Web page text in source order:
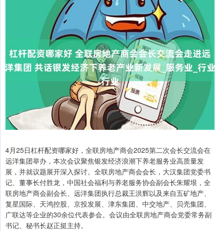
4月25日杠杆配资哪家好，全联房地产商会2025第二次会长交流会在
远洋集团举办，本次会议聚焦银发经济浪潮下养老服务业高质量发
展，并就议题展开深入探讨。全联房地产商会会长，大汉集团党委书
记、董事长付胜龙，中国社会福利与养老服务协会副会长朱耀垠，全
联房地产商会副会长、远洋集团执行总裁王洪辉以及来自五矿地产、
复星国际、天鸿控股、京投发展、津东集团、中交地产、贝壳集团、
广联达等企业的30余位代表参会。会议由全联房地产商会党委常务副
书记、秘书长赵正挺主持。